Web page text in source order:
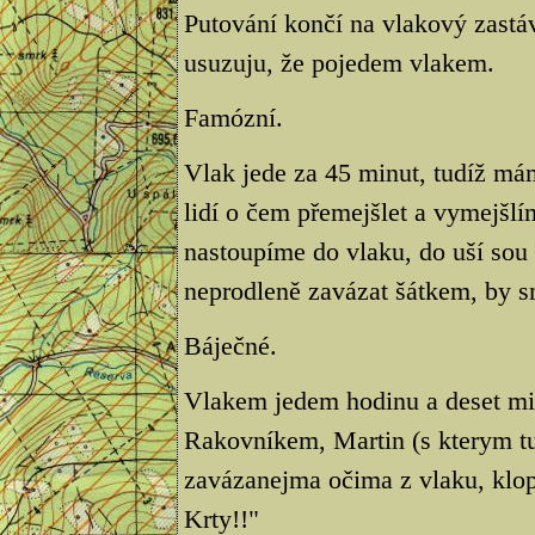
Putování končí na vlakový
usuzuju, že pojedem vlakem.
Famózní.
Vlak jede za 45 minut, tudíž
lidí o čem přemejšlet a
nastoupíme do vlaku, do uší
neprodleně zavázat šátkem, by
Báječné.
Vlakem jedem hodinu a deset
Rakovníkem, Martin (s kterym
zavázanejma očima z vlaku,
Krty!!"